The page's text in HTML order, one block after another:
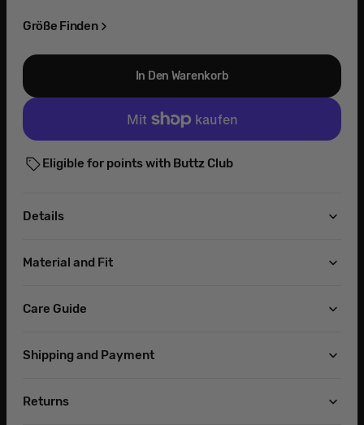
Details
Material and Fit
Care Guide
Shipping and Payment
Returns
nicht nicht nicht
Größe Finden
In Den Warenkorb
Eligible for points with Buttz Club